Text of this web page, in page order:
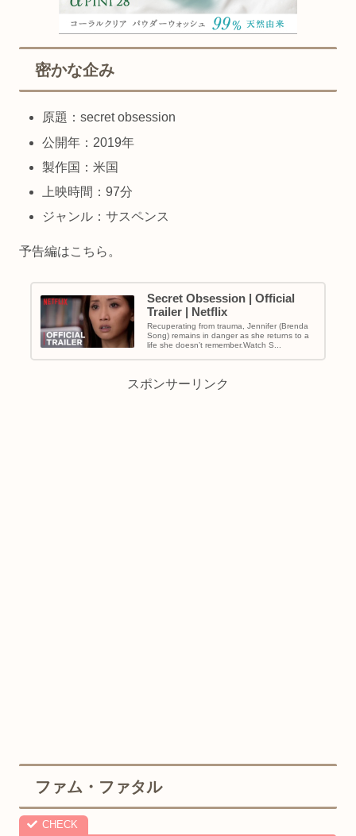
密かな企み
原題：secret obsession
公開年：2019年
製作国：米国
上映時間：97分
ジャンル：サスペンス
予告編はこちら。
Secret Obsession | Official
Trailer | Netflix
Recuperating from trauma, Jennifer (Brenda
Song) remains in danger as she returns to a
life she doesn’t remember.Watch S...
スポンサーリンク
ファム・ファタル